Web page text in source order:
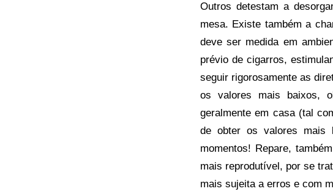
Outros detestam a
mesa. Existe também a
deve ser medida em
prévio de cigarros,
seguir rigorosamente as
os valores mais baixos,
geralmente em casa (tal
de obter os valores mais
momentos! Repare,
mais reprodutível, por se
mais sujeita a erros e com